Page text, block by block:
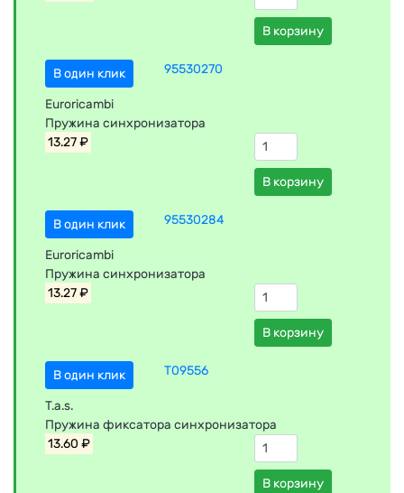
В корзину
В один клик 95530270
Euroricambi
Пружина синхронизатора
13.27 ₽
В корзину
В один клик 95530284
Euroricambi
Пружина синхронизатора
13.27 ₽
В корзину
В один клик T09556
T.a.s.
Пружина фиксатора синхронизатора
13.60 ₽
В корзину